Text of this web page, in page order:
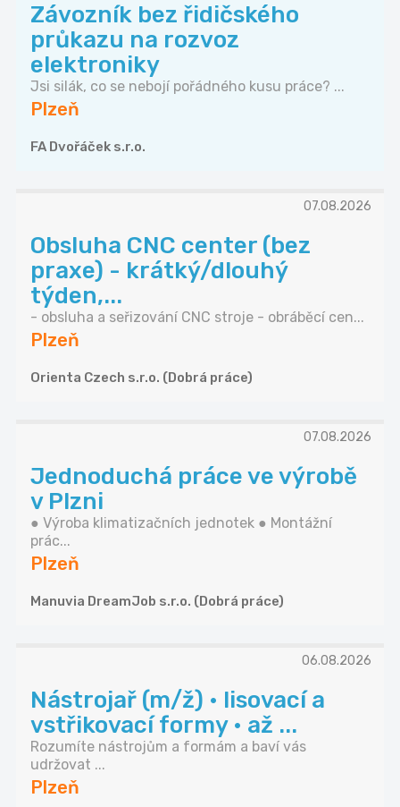
Závozník bez řidičského
průkazu na rozvoz
elektroniky
Jsi silák, co se nebojí pořádného kusu práce? ...
Plzeň
FA Dvořáček s.r.o.
07.08.2026
Obsluha CNC center (bez
praxe) - krátký/dlouhý
týden,...
- obsluha a seřizování CNC stroje - obráběcí cen...
Plzeň
Orienta Czech s.r.o. (Dobrá práce)
07.08.2026
Jednoduchá práce ve výrobě
v Plzni
● Výroba klimatizačních jednotek ● Montážní
prác...
Plzeň
Manuvia DreamJob s.r.o. (Dobrá práce)
06.08.2026
Nástrojař (m/ž) • lisovací a
vstřikovací formy • až ...
Rozumíte nástrojům a formám a baví vás
udržovat ...
Plzeň